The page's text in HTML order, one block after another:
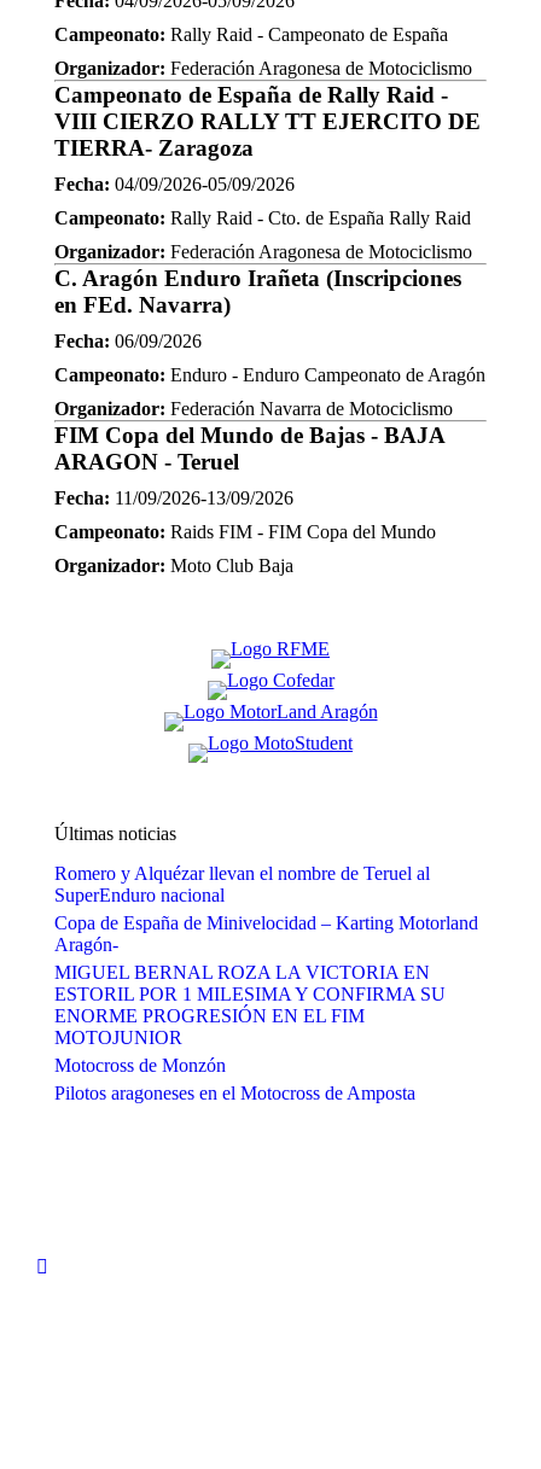
Campeonato: Rally Raid - Campeonato de España
Organizador: Federación Aragonesa de Motociclismo
Campeonato de España de Rally Raid -
VIII CIERZO RALLY TT EJERCITO DE
TIERRA- Zaragoza
Fecha: 04/09/2026-05/09/2026
Campeonato: Rally Raid - Cto. de España Rally Raid
Organizador: Federación Aragonesa de Motociclismo
C. Aragón Enduro Irañeta (Inscripciones
en FEd. Navarra)
Fecha: 06/09/2026
Campeonato: Enduro - Enduro Campeonato de Aragón
Organizador: Federación Navarra de Motociclismo
FIM Copa del Mundo de Bajas - BAJA
ARAGON - Teruel
Fecha: 11/09/2026-13/09/2026
Campeonato: Raids FIM - FIM Copa del Mundo
Organizador: Moto Club Baja
Últimas noticias
Romero y Alquézar llevan el nombre de Teruel al
SuperEnduro nacional
Copa de España de Minivelocidad – Karting Motorland
Aragón-
MIGUEL BERNAL ROZA LA VICTORIA EN
ESTORIL POR 1 MILESIMA Y CONFIRMA SU
ENORME PROGRESIÓN EN EL FIM
MOTOJUNIOR
Motocross de Monzón
Pilotos aragoneses en el Motocross de Amposta